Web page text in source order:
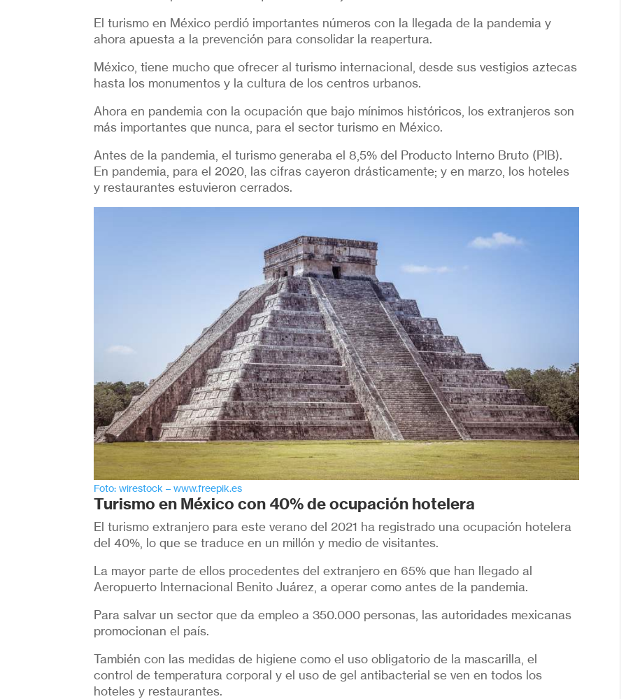
El turismo en México perdió importantes números con la llegada de la pandemia y
ahora apuesta a la prevención para consolidar la reapertura.
México, tiene mucho que ofrecer al turismo internacional, desde sus vestigios aztecas
hasta los monumentos y la cultura de los centros urbanos.
Ahora en pandemia con la ocupación que bajo mínimos históricos, los extranjeros son
más importantes que nunca, para el sector turismo en México.
Antes de la pandemia, el turismo generaba el 8,5% del Producto Interno Bruto (PIB).
En pandemia, para el 2020, las cifras cayeron drásticamente; y en marzo, los hoteles
y restaurantes estuvieron cerrados.
Foto: wirestock – www.freepik.es
Turismo en México con 40% de ocupación hotelera
El turismo extranjero para este verano del 2021 ha registrado una ocupación hotelera
del 40%, lo que se traduce en un millón y medio de visitantes.
La mayor parte de ellos procedentes del extranjero en 65% que han llegado al
Aeropuerto Internacional Benito Juárez, a operar como antes de la pandemia.
Para salvar un sector que da empleo a 350.000 personas, las autoridades mexicanas
promocionan el país.
También con las medidas de higiene como el uso obligatorio de la mascarilla, el
control de temperatura corporal y el uso de gel antibacterial se ven en todos los
hoteles y restaurantes.